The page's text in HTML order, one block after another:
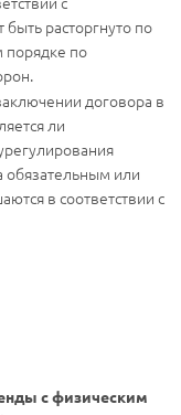
расторгнуто по
порядке по
договора в
ли
обязательным или
в соответствии с
с физическим